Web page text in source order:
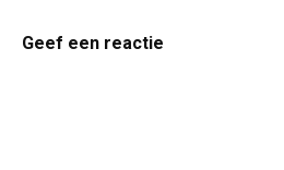
Geef een reactie